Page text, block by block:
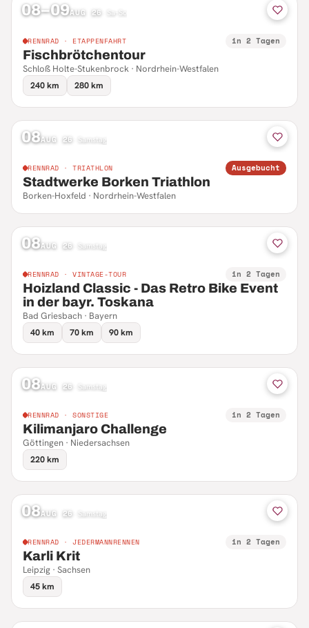
08–09AUG 26 Sa–So
RENNRAD · ETAPPENFAHRT in 2 Tagen
Fischbrötchentour
Schloß Holte-Stukenbrock · Nordrhein-Westfalen
240 km
280 km
08AUG 26 Samstag
RENNRAD · TRIATHLON Ausgebucht
Stadtwerke Borken Triathlon
Borken-Hoxfeld · Nordrhein-Westfalen
08AUG 26 Samstag
RENNRAD · VINTAGE-TOUR in 2 Tagen
Hoizland Classic - Das Retro Bike Event
in der bayr. Toskana
Bad Griesbach · Bayern
40 km
70 km 90 km
08AUG 26 Samstag
RENNRAD · SONSTIGE in 2 Tagen
Kilimanjaro Challenge
Göttingen · Niedersachsen
220 km
08AUG 26 Samstag
RENNRAD · JEDERMANNRENNEN in 2 Tagen
Karli Krit
Leipzig · Sachsen
45 km